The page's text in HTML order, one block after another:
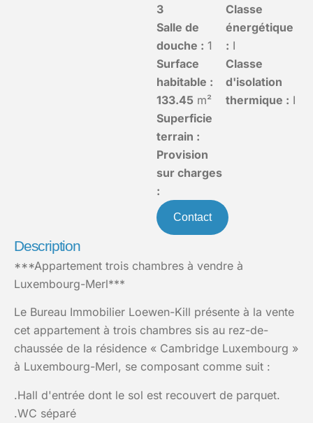
3
Salle de
douche : 1
Surface
habitable :
133.45 m²
Superficie
terrain :
Provision
sur charges
:
Classe
énergétique
: I
Classe
d'isolation
thermique : I
Contact
Description
***Appartement trois chambres à vendre à
Luxembourg-Merl***
Le Bureau Immobilier Loewen-Kill présente à la vente
cet appartement à trois chambres sis au rez-de-
chaussée de la résidence « Cambridge Luxembourg »
à Luxembourg-Merl, se composant comme suit :
.Hall d'entrée dont le sol est recouvert de parquet.
.WC séparé